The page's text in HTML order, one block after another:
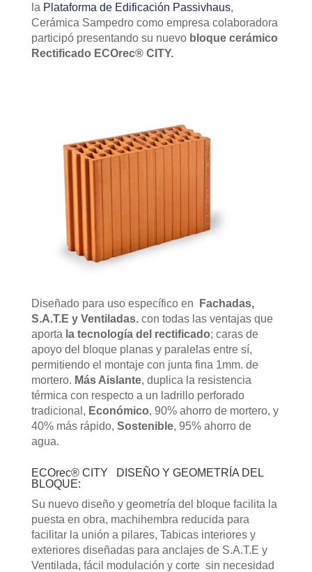
la Plataforma de Edificación Passivhaus,
Cerámica Sampedro como empresa colaboradora
participó presentando su nuevo bloque cerámico
Rectificado ECOrec® CITY.
Diseñado para uso específico en
Fachadas,
S.A.T.E y Ventiladas.con todas las ventajas que
aporta la tecnología del rectificado; caras de
apoyo del bloque planas y paralelas entre sí,
permitiendo el montaje con junta fina 1mm. de
mortero. Más Aislante, duplica la resistencia
térmica con respecto a un ladrillo perforado
tradicional, Económico, 90% ahorro de mortero, y
40% más rápido, Sostenible, 95% ahorro de
agua.
ECOrec® CITY DISEÑO Y GEOMETRÍA DEL
BLOQUE:
Su nuevo diseño y geometría del bloque facilita la
puesta en obra, machihembra reducida para
facilitar la unión a pilares, Tabicas interiores y
exteriores diseñadas para anclajes de S.A.T.E y
Ventilada, fácil modulación y corte sin necesidad